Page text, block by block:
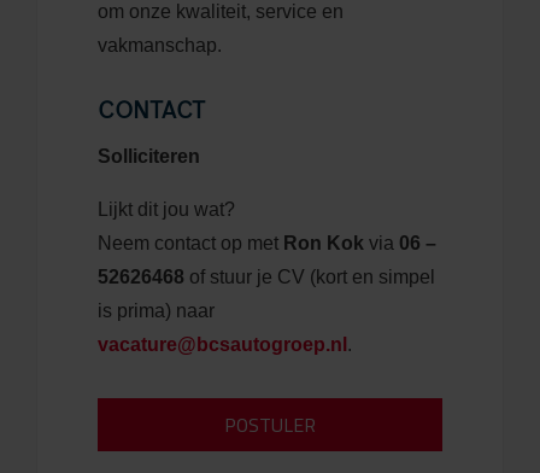
om onze kwaliteit, service en
vakmanschap.
CONTACT
Solliciteren
Lijkt dit jou wat?
Neem contact op met Ron Kok via 06 –
52626468 of stuur je CV (kort en simpel
is prima) naar
vacature@bcsautogroep.nl .